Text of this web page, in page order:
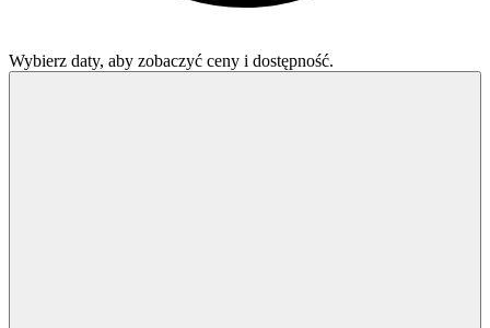
Wybierz daty, aby zobaczyć ceny i dostępność.